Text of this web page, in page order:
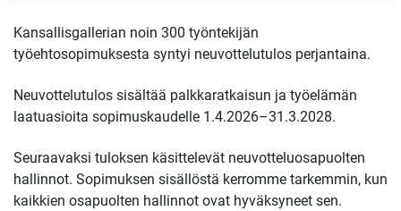
Kansallisgallerian noin 300 työntekijän
työehtosopimuksesta syntyi neuvottelutulos perjantaina.
Neuvottelutulos sisältää palkkaratkaisun ja työelämän
laatuasioita sopimuskaudelle 1.4.2026–31.3.2028.
Seuraavaksi tuloksen käsittelevät neuvotteluosapuolten
hallinnot. Sopimuksen sisällöstä kerromme tarkemmin, kun
kaikkien osapuolten hallinnot ovat hyväksyneet sen.